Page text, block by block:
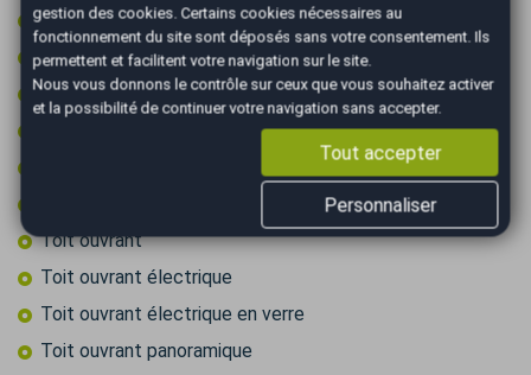
Rétroviseurs électriques
Sièges chauffants
Sièges électriques
Sièges électriques à mémoire
Toit ouvrant
Toit ouvrant électrique
Toit ouvrant électrique en verre
Toit ouvrant panoramique
gestion des cookies. Certains cookies nécessaires au
fonctionnement du site sont déposés sans votre consentement. Ils
permettent et facilitent votre navigation sur le site.
Nous vous donnons le contrôle sur ceux que vous souhaitez activer
et la possibilité de continuer votre navigation sans accepter.
Tout accepter
Personnaliser